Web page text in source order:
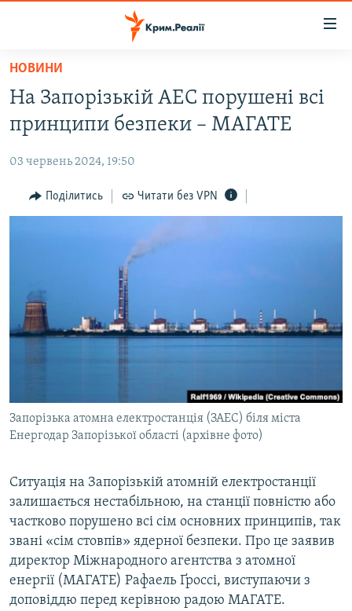
Перейти
основного
матеріалу
Перейти
до
навігації
Перейти
ВОДА.КРИМ
ВІДЕО ТА ФОТО
ПОЛІТИКА
БЛОГИ
СПЕЦПРОЕКТИ
ДЕПОРТАЦІЯ
ВІДЕОУРОКИ «ELIFBE»
УКРАЇНСЬКА ПРОБЛЕМА КРИМУ
ЯК ОБІЙТИ БЛОКУВАННЯ
Qırımtatar
Усі сайти RFE/RL
НОВИНИ
На Запорізькій АЕС порушені всі
принципи безпеки – МАГАТЕ
03 червень 2024, 19:50
Поділитись Читати без VPN
Запорізька атомна електростанція (ЗАЕС) біля міста
Енергодар Запорізької області (архівне фото)
Ситуація на Запорізькій атомній електростанції
залишається нестабільною, на станції повністю або
частково порушено всі сім основних принципів, так
звані «сім стовпів» ядерної безпеки. Про це заявив
директор Міжнародного агентства з атомної
енергії (МАГАТЕ) Рафаель Ґроссі, виступаючи з
доповіддю перед керівною радою МАГАТЕ.